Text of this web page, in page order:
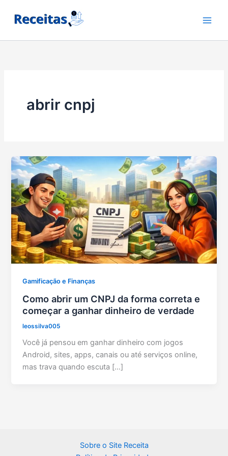
para
conteúdo
abrir cnpj
Gamificação e Finanças
Como abrir um CNPJ da forma correta e
começar a ganhar dinheiro de verdade
leossilva005
Você já pensou em ganhar dinheiro com jogos
Android, sites, apps, canais ou até serviços online,
mas trava quando escuta […]
Sobre o Site Receita